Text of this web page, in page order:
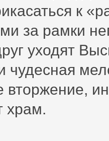
к
за рамки
уходят
чудесная
вторжение,
храм.